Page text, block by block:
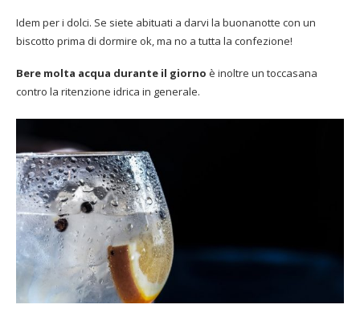
Idem per i dolci. Se siete abituati a darvi la buonanotte con un
biscotto prima di dormire ok, ma no a tutta la confezione!
Bere molta acqua durante il giorno è inoltre un toccasana
contro la ritenzione idrica in generale.